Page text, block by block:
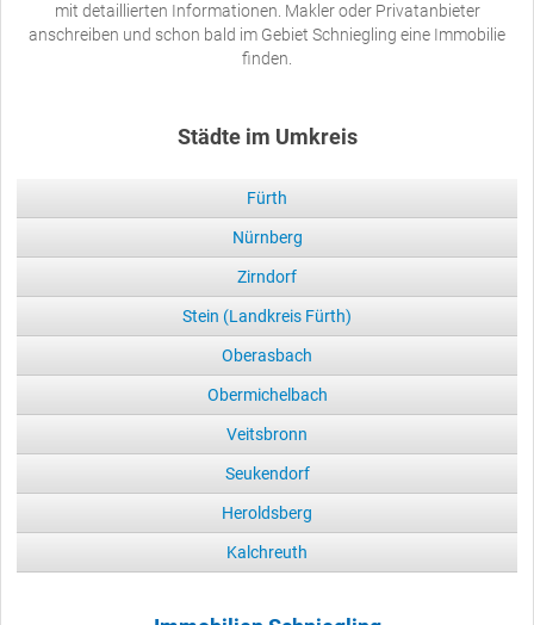
mit detaillierten Informationen. Makler oder Privatanbieter
anschreiben und schon bald im Gebiet Schniegling eine Immobilie
finden.
Städte im Umkreis
Fürth
Nürnberg
Zirndorf
Stein (Landkreis Fürth)
Oberasbach
Obermichelbach
Veitsbronn
Seukendorf
Heroldsberg
Kalchreuth